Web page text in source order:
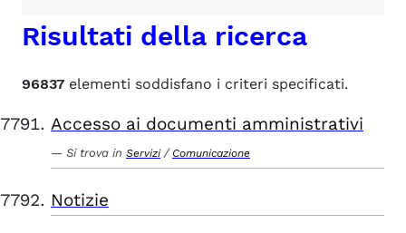
Risultati della ricerca
96837 elementi soddisfano i criteri specificati.
Accesso ai documenti amministrativi
Si trova in Servizi / Comunicazione
Notizie